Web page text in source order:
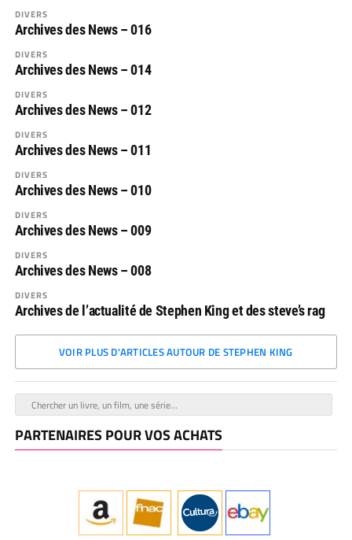
DIVERS
Archives des News – 016
DIVERS
Archives des News – 014
DIVERS
Archives des News – 012
DIVERS
Archives des News – 011
DIVERS
Archives des News – 010
DIVERS
Archives des News – 009
DIVERS
Archives des News – 008
DIVERS
Archives de l’actualité de Stephen King et des steve’s rag
VOIR PLUS D'ARTICLES AUTOUR DE STEPHEN KING
PARTENAIRES POUR VOS ACHATS